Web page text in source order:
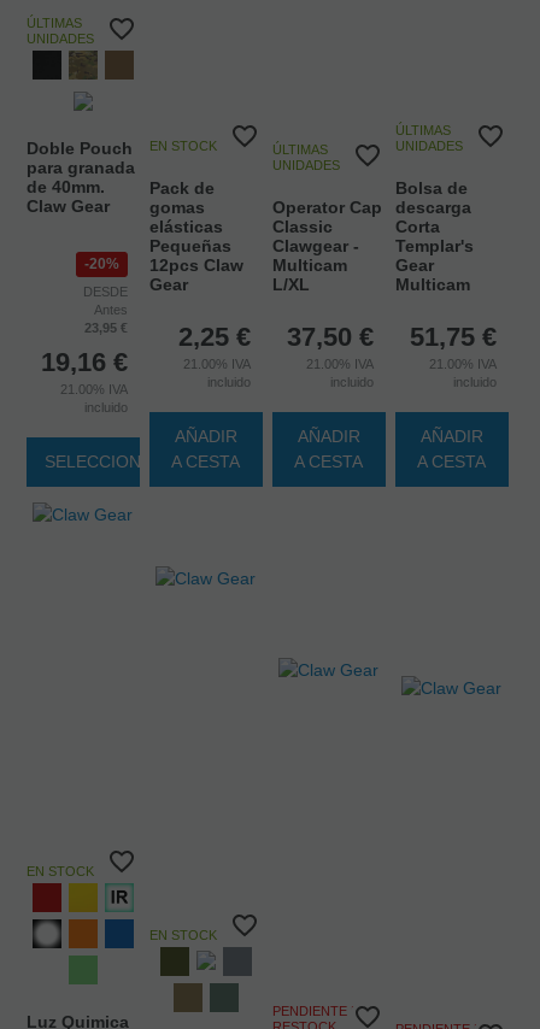
ÚLTIMAS
UNIDADES
Doble Pouch
para granada
de 40mm.
Claw Gear
20%
DESDE
Antes
23,95 €
19,16 €
21.00% IVA
incluido
SELECCIONAR
EN STOCK
Pack de
gomas
elásticas
Pequeñas
12pcs Claw
Gear
2,25 €
21.00% IVA
incluido
AÑADIR
A CESTA
ÚLTIMAS
UNIDADES
Operator Cap
Classic
Clawgear -
Multicam
L/XL
37,50 €
21.00% IVA
incluido
AÑADIR
A CESTA
ÚLTIMAS
UNIDADES
Bolsa de
descarga
Corta
Templar's
Gear
Multicam
51,75 €
21.00% IVA
incluido
AÑADIR
A CESTA
EN STOCK
Luz Quimica
EN STOCK
PENDIENTE DE